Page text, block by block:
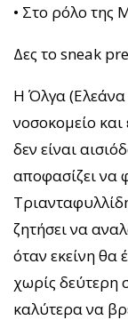
• Στο ρόλο της
Δες το sneak
Η Όλγα (Ελεάνα
νοσοκομείο και
δεν είναι
αποφασίζει να
ζητήσει να
όταν εκείνη θα
χωρίς δεύτερη
καλύτερα να